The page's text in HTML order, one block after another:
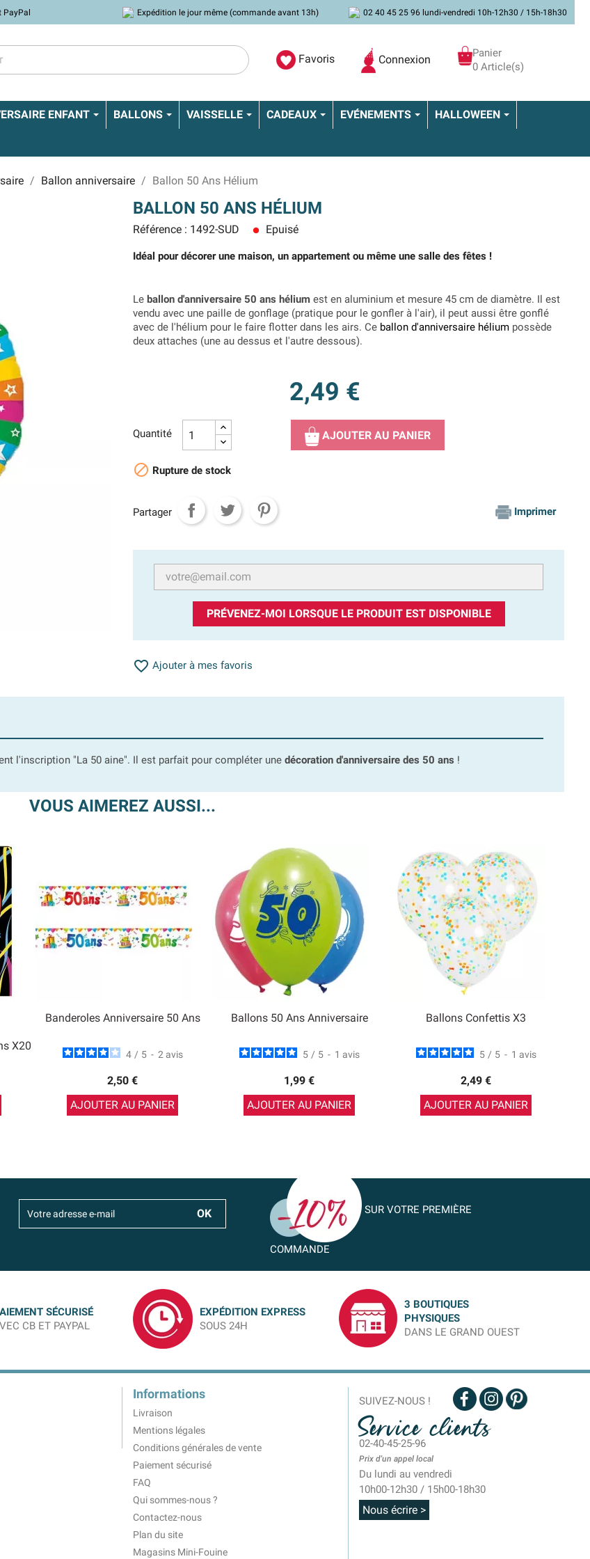
PayPal Expédition le jour même (commande avant 13h) 02 40 45 25 96 lundi-vendredi 10h-12h30 / 15h-18h30
Favoris Connexion
Panier
0 Article(s)
ENFANT BALLONS VAISSELLE CADEAUX EVÉNEMENTS HALLOWEEN
Ballon anniversaire Ballon 50 Ans Hélium
BALLON 50 ANS HÉLIUM
Référence : 1492-SUD lens Epuisé
Idéal pour décorer une maison, un appartement ou même une salle des fêtes !
Le ballon d'anniversaire 50 ans hélium est en aluminium et mesure 45 cm de diamètre. Il est
vendu avec une paille de gonflage (pratique pour le gonfler à l'air), il peut aussi être gonflé
avec de l'hélium pour le faire flotter dans les airs. Ce ballon d'anniversaire hélium possède
deux attaches (une au dessus et l'autre dessous).
2,49 €
Quantité AJOUTER AU PANIER
 Rupture de stock
Partager Imprimer
PRÉVENEZ-MOI LORSQUE LE PRODUIT EST DISPONIBLE
 Ajouter à mes favoris
l'inscription "La 50 aine". Il est parfait pour compléter une décoration d'anniversaire des 50 ans !
VOUS AIMEREZ AUSSI...
X20
Banderoles Anniversaire 50 Ans
4 / 5 - 2 avis
2,50 €
AJOUTER AU PANIER
Ballons 50 Ans Anniversaire
5 / 5 - 1 avis
1,99 €
AJOUTER AU PANIER
Ballons Confettis X3
5 / 5 - 1 avis
2,49 €
AJOUTER AU PANIER
SUR VOTRE PREMIÈRE
COMMANDE
SÉCURISÉ
CB ET PAYPAL
EXPÉDITION EXPRESS
SOUS 24H
3 BOUTIQUES
PHYSIQUES
DANS LE GRAND OUEST
Informations
Livraison
Mentions légales
Conditions générales de vente
Paiement sécurisé
FAQ
Qui sommes-nous ?
Contactez-nous
Plan du site
Magasins Mini-Fouine
SUIVEZ-NOUS !
Service clients
02-40-45-25-96
Prix d'un appel local
Du lundi au vendredi
10h00-12h30 / 15h00-18h30
Nous écrire >